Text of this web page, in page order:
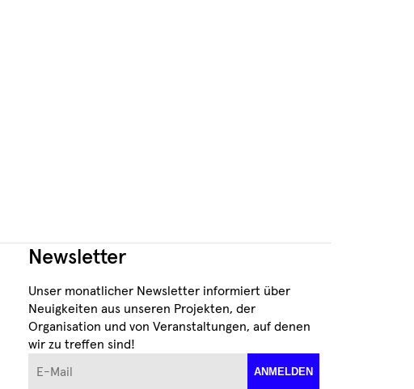
Newsletter
Unser monatlicher Newsletter informiert über
Neuigkeiten aus unseren Projekten, der
Organisation und von Veranstaltungen, auf denen
wir zu treffen sind!
ANMELDEN